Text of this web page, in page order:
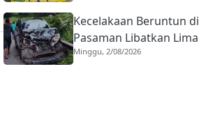
Bersaing di Panggung
Nasional
Kecelakaan Beruntun di
Pasaman Libatkan Lima
Kendaraan, Bermula dari
Minggu, 2/08/2026